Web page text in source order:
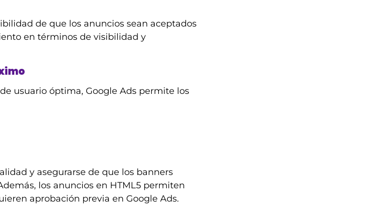
de que los anuncios sean aceptados
en términos de visibilidad y
usuario óptima, Google Ads permite los
y asegurarse de que los banners
los anuncios en HTML5 permiten
aprobación previa en Google Ads.